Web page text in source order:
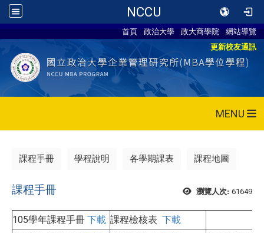
NCCU
首頁 政治大學 政大商學院
網站導覽
更新校友通訊
MENU
課程手冊 學程說明 各學期課表 課程地圖
瀏覽人次: 61649
課程手冊
105學年課程手冊 下載 課程檢核表 下載